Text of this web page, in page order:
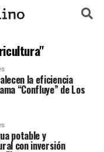
la eficiencia
“Confluye” de Los
potable y
con inversión